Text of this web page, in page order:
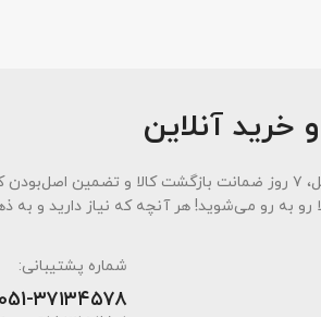
خرید آنلاین
رایان نور با پایبندی به سه اصل کلیدی، پرداخت در محل، ۷ روز
به رو می‌شوید! هر آنچه که نیاز دارید و به
شماره پشتیبانی:
051-۳۷۱۳۴۵۷۸ ،